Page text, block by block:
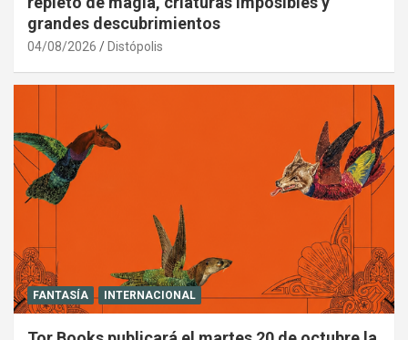
grandes descubrimientos
04/08/2026 Distópolis
FANTASÍA INTERNACIONAL